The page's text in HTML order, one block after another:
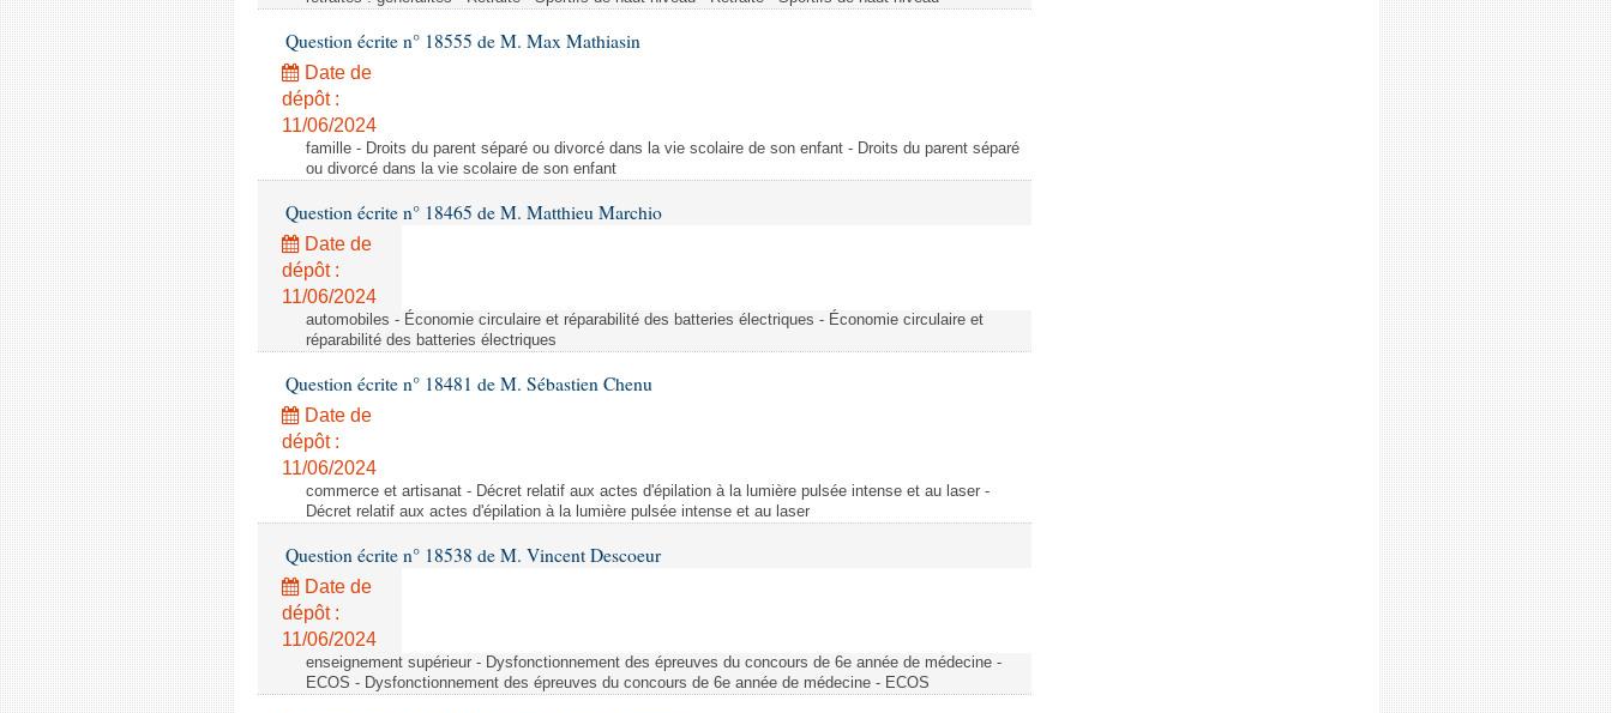
Question écrite n° 18555 de M. Max Mathiasin
Date de
dépôt :
11/06/2024
famille - Droits du parent séparé ou divorcé dans la vie scolaire de son enfant - Droits du parent séparé
ou divorcé dans la vie scolaire de son enfant
Question écrite n° 18465 de M. Matthieu Marchio
Date de
dépôt :
11/06/2024
automobiles - Économie circulaire et réparabilité des batteries électriques - Économie circulaire et
réparabilité des batteries électriques
Question écrite n° 18481 de M. Sébastien Chenu
Date de
dépôt :
11/06/2024
commerce et artisanat - Décret relatif aux actes d'épilation à la lumière pulsée intense et au laser -
Décret relatif aux actes d'épilation à la lumière pulsée intense et au laser
Question écrite n° 18538 de M. Vincent Descoeur
Date de
dépôt :
11/06/2024
enseignement supérieur - Dysfonctionnement des épreuves du concours de 6e année de médecine -
ECOS - Dysfonctionnement des épreuves du concours de 6e année de médecine - ECOS